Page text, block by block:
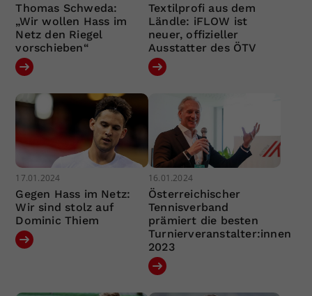
Thomas Schweda:
„Wir wollen Hass im
Netz den Riegel
vorschieben“
Textilprofi aus dem
Ländle: iFLOW ist
neuer, offizieller
Ausstatter des ÖTV
17.01.2024
Gegen Hass im Netz:
Wir sind stolz auf
Dominic Thiem
16.01.2024
Österreichischer
Tennisverband
prämiert die besten
Turnierveranstalter:innen
2023